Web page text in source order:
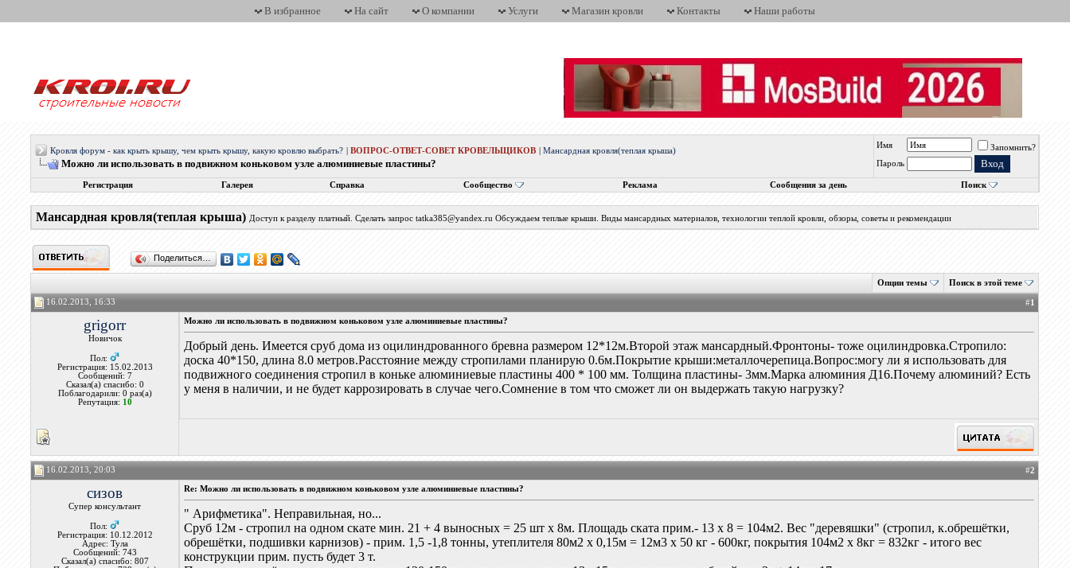
В избранное На сайт О компании Услуги Магазин кровли Контакты Наши работы
Кровля форум - как крыть крышу, чем крыть крышу, какую кровлю выбрать? |ВОПРОС-ОТВЕТ-СОВЕТ КРОВЕЛЬЩИКОВ |Мансардная кровля(теплая крыша)
Можно ли использовать в подвижном коньковом узле алюминиевые пластины?
Имя
Запомнить?
Пароль
Регистрация Галерея Справка Сообщество Реклама Сообщения за день Поиск
Мансардная кровля(теплая крыша) Доступ к разделу платный. Сделать запрос tatka385@yandex.ru Обсуждаем теплые крыши. Виды мансардных материалов, технологии теплой кровли, обзоры, советы и рекомендации
Поделиться…
Опции темы Поиск в этой теме
16.02.2013, 16:33 #1
grigorr
Новичок
Пол:
Регистрация: 15.02.2013
Сообщений: 7
Сказал(а) спасибо: 0
Поблагодарили: 0 раз(а)
Репутация: 10
Можно ли использовать в подвижном коньковом узле алюминиевые пластины?
Добрый день. Имеется сруб дома из оцилиндрованного бревна размером 12*12м.Второй этаж мансардный.Фронтоны- тоже оцилиндровка.Стропило:
доска 40*150, длина 8.0 метров.Расстояние между стропилами планирую 0.6м.Покрытие крыши:металлочерепица.Вопрос:могу ли я использовать для
подвижного соединения стропил в коньке алюминиевые пластины 400 * 100 мм. Толщина пластины- 3мм.Марка алюминия Д16.Почему алюминий? Есть
у меня в наличии, и не будет каррозировать в случае чего.Сомнение в том что сможет ли он выдержать такую нагрузку?
16.02.2013, 20:03 #2
сизов
Супер консультант
Пол:
Регистрация: 10.12.2012
Адрес: Тула
Сообщений: 743
Сказал(а) спасибо: 807
Re: Можно ли использовать в подвижном коньковом узле алюминиевые пластины?
" Арифметика". Неправильная, но...
Сруб 12м - стропил на одном скате мин. 21 + 4 выносных = 25 шт х 8м. Площадь ската прим.- 13 х 8 = 104м2. Вес "деревяшки" (стропил, к.обрешётки,
обрешётки, подшивки карнизов) - прим. 1,5 -1,8 тонны, утеплителя 80м2 х 0,15м = 12м3 х 50 кг - 600кг, покрытия 104м2 х 8кг = 832кг - итого вес
конструкции прим. пусть будет 3 т.